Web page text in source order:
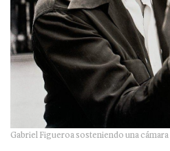
Gabriel Figueroa sosteniendo una cámara